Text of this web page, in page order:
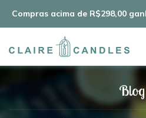
Compras acima de R$298,00
Blog